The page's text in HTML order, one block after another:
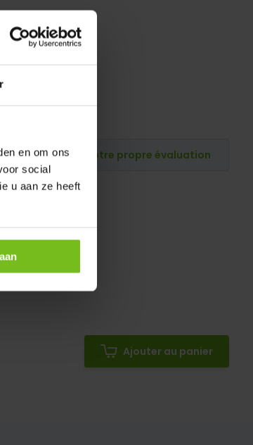
en om ons
social
u aan ze heeft
Publiez votre propre évaluation
Ajouter au panier